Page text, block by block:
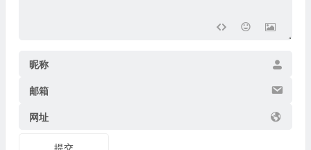
昵称
邮箱
网址
提交